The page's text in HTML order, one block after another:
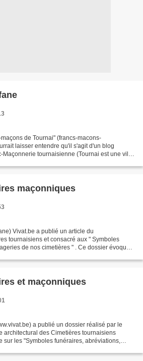
de Tournai" (francs-macons-
laisser entendre qu'il s'agit d'un blog
Maçonnerie tournaisienne (Tournai est une ville
maçonniques
Vivat.be a publié un article du
tournaisiens et consacré aux " Symboles
de nos cimetières " . Ce dossier évoque
et maçonniques
a publié un dossier réalisé par le
architectural des Cimetières tournaisiens
sur les "Symboles funéraires, abréviations,